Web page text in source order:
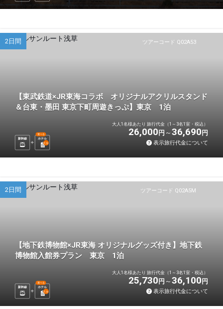
ツアーコード Q02A53
2日間
【東武鉄道×JR東海コラボ オリジナルアクリルスタンド
＆台東・墨田 東京下町周遊きっぷ】東京 1泊
新幹線 ホテル
選べる
1 泊
大人1名様あたり 旅行代金（1～3名1室・税込）
26,000 円 36,690 円
表示旅行代金について
ツアーコード Q02A5M
2日間
【地下鉄博物館×JR東海 オリジナルグッズ付き】地下鉄
博物館入館券プラン 東京 1泊
新幹線 ホテル
選べる
1 泊
大人1名様あたり 旅行代金（1～3名1室・税込）
25,730 円 36,100 円
表示旅行代金について